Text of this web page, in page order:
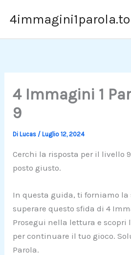
4 Immagini 1
9
DiLucas /Luglio 12, 2024
Cerchi la risposta per il livello
posto giusto.
In questa guida, ti forniamo la
superare questo sfida di 4
Prosegui nella lettura e scopri
per continuare il tuo gioco.
Parola.